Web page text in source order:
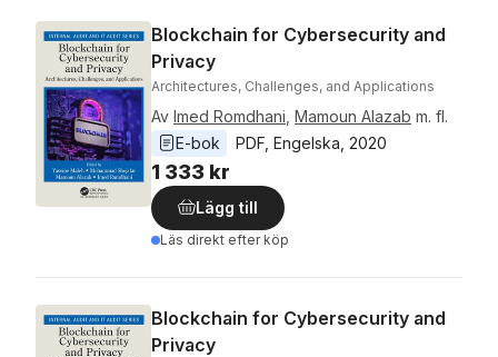
Blockchain for Cybersecurity and
Privacy
Architectures, Challenges, and Applications
Av Imed Romdhani Mamoun Alazab m. fl.
E-bok
PDF Engelska 2020
1 333 kr
Lägg till
Läs direkt efter köp
Blockchain for Cybersecurity and
Privacy